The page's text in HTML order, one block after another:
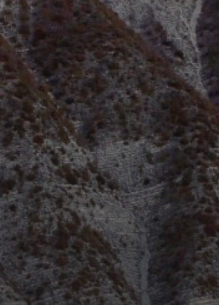
20 AOÛT 2025
MIDNIGHT CARS & BOAT
2025 : UN
RASSEMBLEMENT DE
PRESTIGE SOUS LE SOLEIL
DE SAINT-AYGULF